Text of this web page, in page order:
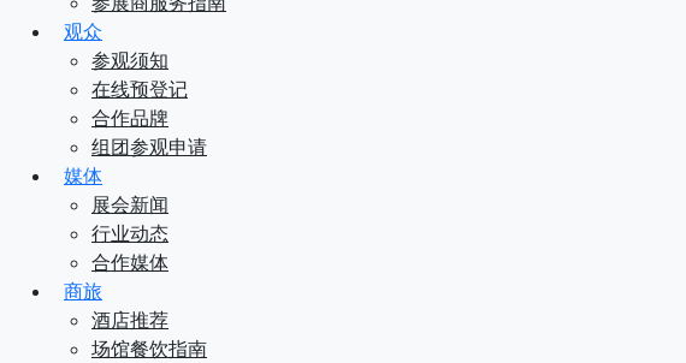
观众
参观须知
在线预登记
合作品牌
组团参观申请
媒体
展会新闻
行业动态
合作媒体
商旅
酒店推荐
场馆餐饮指南